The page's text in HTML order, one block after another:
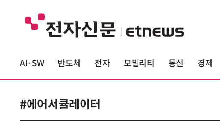
AI·SW 반도체 전자 모빌리티 통신 경제
#에어서큘레이터